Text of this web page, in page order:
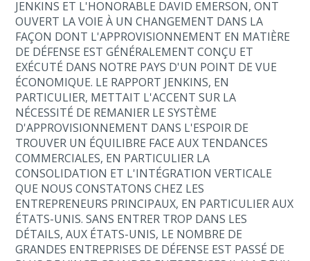
JENKINS ET L'HONORABLE DAVID EMERSON, ONT
OUVERT LA VOIE À UN CHANGEMENT DANS LA
FAÇON DONT L'APPROVISIONNEMENT EN MATIÈRE
DE DÉFENSE EST GÉNÉRALEMENT CONÇU ET
EXÉCUTÉ DANS NOTRE PAYS D'UN POINT DE VUE
ÉCONOMIQUE. LE RAPPORT JENKINS, EN
PARTICULIER, METTAIT L'ACCENT SUR LA
NÉCESSITÉ DE REMANIER LE SYSTÈME
D'APPROVISIONNEMENT DANS L'ESPOIR DE
TROUVER UN ÉQUILIBRE FACE AUX TENDANCES
COMMERCIALES, EN PARTICULIER LA
CONSOLIDATION ET L'INTÉGRATION VERTICALE
QUE NOUS CONSTATONS CHEZ LES
ENTREPRENEURS PRINCIPAUX, EN PARTICULIER AUX
ÉTATS-UNIS. SANS ENTRER TROP DANS LES
DÉTAILS, AUX ÉTATS-UNIS, LE NOMBRE DE
GRANDES ENTREPRISES DE DÉFENSE EST PASSÉ DE